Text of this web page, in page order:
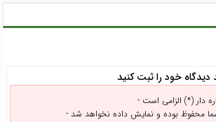
خود را ثبت کنید
دار (*) الزامی است -
محفوظ بوده و نمایش داده نخواهد شد -